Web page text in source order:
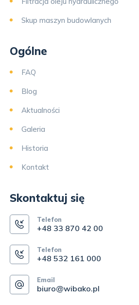
Skup maszyn budowlanych
Ogólne
FAQ
Blog
Aktualności
Galeria
Historia
Kontakt
Skontaktuj się
Telefon
+48 33 870 42 00
Telefon
+48 532 161 000
Email
biuro@wibako.pl